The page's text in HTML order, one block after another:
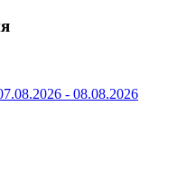
- 08.08.2026